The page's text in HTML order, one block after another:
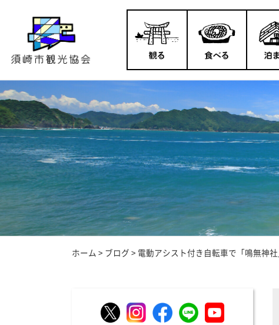
ホーム > ブログ > 電動アシスト付き自転車で「鳴無神社